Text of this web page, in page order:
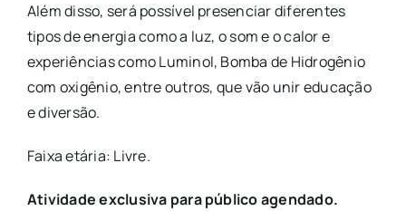
Além disso, será possível presenciar diferentes
tipos de energia como a luz, o som e o calor e
experiências como Luminol, Bomba de Hidrogênio
com oxigênio, entre outros, que vão unir educação
e diversão.
Faixa etária: Livre.
Atividade exclusiva para público agendado.